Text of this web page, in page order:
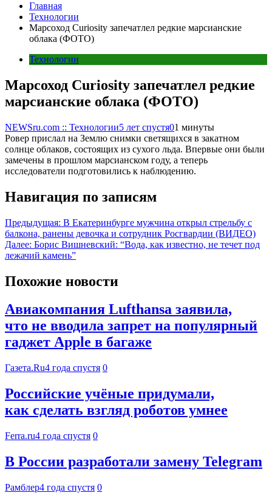
Главная
Технологии
Марсоход Curiosity запечатлел редкие марсианские
облака (ФОТО)
Технологии
Марсоход Curiosity запечатлел редкие
марсианские облака (ФОТО)
NEWSru.com :: Технологии5 лет спустя01 минуты
Ровер прислал на Землю снимки светящихся в закатном
солнце облаков, состоящих из сухого льда. Впервые они были
замечены в прошлом марсианском году, а теперь
исследователи подготовились к наблюдению.
Навигация по записям
Предыдущая: В Екатеринбурге мужчина открыл стрельбу с
балкона, ранены девочка и сотрудник Росгвардии (ВИДЕО)
Далее: Борис Вишневский: “Вода, как известно, не течет под
лежачий камень”
Похожие новости
Авиакомпания Lufthansa заявила,
что не вводила запрет на популярный
гаджет Apple в багаже
Газета.Ru4 года спустя 0
Российские учёные придумали,
как сделать взгляд роботов умнее
Ferra.ru4 года спустя 0
В России разработали замену Telegram
Рамблер4 года спустя 0